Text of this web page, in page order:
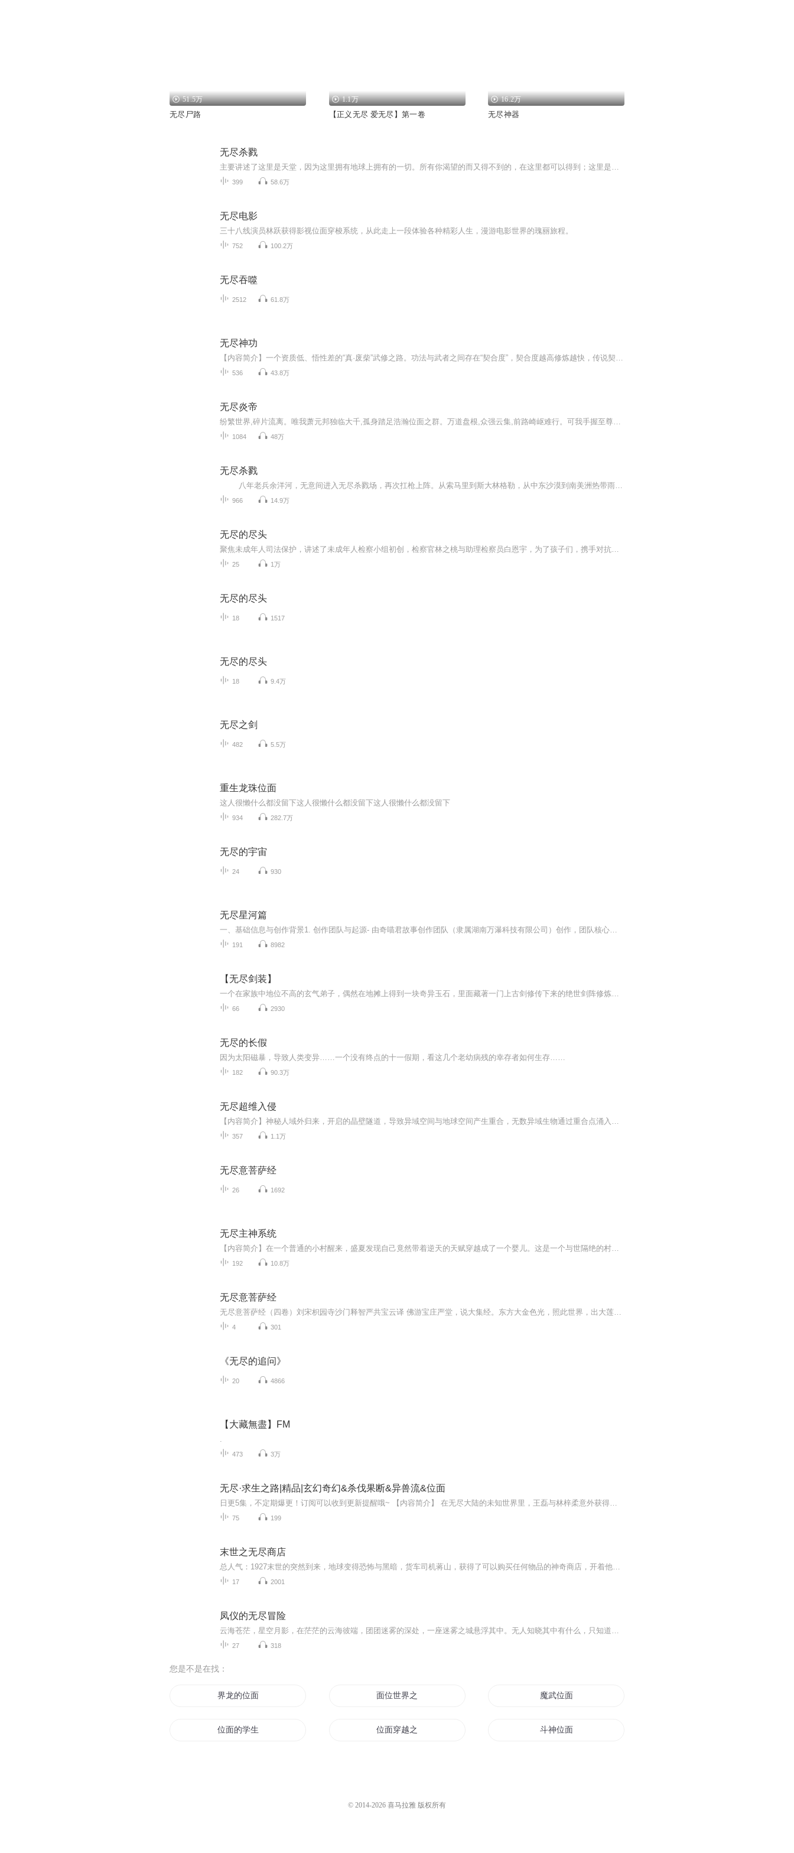
51.5万
无尽尸路
1.1万
【正义无尽 爱无尽】第一卷
16.2万
无尽神器
无尽杀戮
主要讲述了这里是天堂，因为这里拥有地球上拥有的一切。所有你渴望的而又得不到的，在这里都可以得到；这里是地狱，因为每个人都要在这里艰苦挣扎，然后在分不清真假的世界中醉生梦死。这里，就是无限杀戮的世界。
399 58.6万
无尽电影
三十八线演员林跃获得影视位面穿梭系统，从此走上一段体验各种精彩人生，漫游电影世界的瑰丽旅程。
752 100.2万
无尽吞噬
2512 61.8万
无尽神功
【内容简介】一个资质低、悟性差的“真·废柴”武修之路。功法与武者之间存在“契合度”，契合度越高修炼越快，传说契合度达到七分之后，每增加一分，修炼效率加倍！一次意外，杨硕获得查看自己与功法之间的契合度的能力……天才们修神功秘典，消耗无数天...
536 43.8万
无尽炎帝
纷繁世界,碎片流离。唯我萧元邦独临大千,孤身踏足浩瀚位面之群。万道盘根,众强云集,前路崎岖难行。可我手握至尊法力,凌驾一切,冲开迷雾,定追寻那缥缈无上一途。斗帝徘徊身旁,炙手正鬼,亲朋远化;仙踪已启,宿命重燃,再无回头之路。火焰守护的誓言已誓,必现神...
1084 48万
无尽杀戮
八年老兵余洋河，无意间进入无尽杀戮场，再次扛枪上阵。从索马里到斯大林格勒，从中东沙漠到南美洲热带雨林，野兽，敌人，甚至你身后的友军都会带走你的生命！ 这是一个高度危险的职业！
966 14.9万
无尽的尽头
聚焦未成年人司法保护，讲述了未成年人检察小组初创，检察官林之桃与助理检察员白恩宇，为了孩子们，携手对抗人性之恶的故事。始于悬念，终于救赎；拨开迷惘，山止川行。
25 1万
无尽的尽头
18 1517
无尽的尽头
18 9.4万
无尽之剑
482 5.5万
重生龙珠位面
这人很懒什么都没留下这人很懒什么都没留下这人很懒什么都没留下
934 282.7万
无尽的宇宙
24 930
无尽星河篇
一、基础信息与创作背景1. 创作团队与起源- 由奇喵君故事创作团队（隶属湖南万瀑科技有限公司）创作，团队核心成员包括奇喵君、奇喵小七、奇喵月亮等。- 作品于2021年5月3日在喜马拉雅平台正式上线，最初以音频故事形式连载，播放量已突破2000万。- 创作灵...
191 8982
【无尽剑装】
一个在家族中地位不高的玄气弟子，偶然在地摊上得到一块奇异玉石，里面藏著一门上古剑修传下来的绝世剑阵修炼之法！ 冰火两仪剑阵，三叠琴音剑阵，四合八级剑阵，六脉五行剑阵，七星八卦剑阵，九天雷火剑阵，十方无极剑阵，周天挪移剑阵，紫雾虚弥剑阵，道...
66 2930
无尽的长假
因为太阳磁暴，导致人类变异……一个没有终点的十一假期，看这几个老幼病残的幸存者如何生存……
182 90.3万
无尽超维入侵
【内容简介】神秘人域外归来，开启的晶壁隧道，导致异域空间与地球空间产生重合，无数异域生物通过重合点涌入地球。不同维度空间的本源能量产生冲突，本土生物受到侵染产生异变，外来物种入侵严重影响地球本土生态平衡。空间重合，秦始皇陵与异域帝寝，跨...
357 1.1万
无尽意菩萨经
26 1692
无尽主神系统
【内容简介】在一个普通的小村醒来，盛夏发现自己竟然带着逆天的天赋穿越成了一个婴儿。这是一个与世隔绝的村庄，但是种种关于仙与侠的传说让盛夏沸腾起来。 他的异能竟然可以实现一切他所想到的！他用三年以异能构建出来了一个辅助他练武的系统……从此不...
192 10.8万
无尽意菩萨经
无尽意菩萨经（四卷）刘宋枳园寺沙门释智严共宝云译 佛游宝庄严堂，说大集经。东方大金色光，照此世界，出大莲华。无尽意菩萨，与六十亿眷属俱。赞礼于佛。舍利弗问所从来？菩萨答以不来不去。次复问佛，佛答从不眴国普贤佛所来。兼明彼诸净土菩萨，唯修念...
4 301
《无尽的追问》
20 4866
【大藏無盡】FM
.
473 3万
无尽·求生之路|精品|玄幻奇幻&杀伐果断&异兽流&位面
日更5集，不定期爆更！订阅可以收到更新提醒哦~ 【内容简介】 在无尽大陆的未知世界里，王磊与林梓柔意外获得神秘天赋，踏上生存与成长的征途。面对危机四伏的环境，他们需学会御灵之术，驾驭奇异生物，共同抵御未知的威胁与机遇。目睹种族间的生死较量，...
75 199
末世之无尽商店
总人气：1927末世的突然到来，地球变得恐怖与黑暗，货车司机蒋山，获得了可以购买任何物品的神奇商店，开着他那改造过的货车，他开启了自己的末世之旅........这场惊心动魄的旅程，希望你们能够陪伴....热血系统流丧尸
17 2001
凤仪的无尽冒险
云海苍茫，星空月影，在茫茫的云海彼端，团团迷雾的深处，一座迷雾之城悬浮其中。无人知晓其中有什么，只知道，进去的人，没有一个再能出来…… 几千年过去了，一群少男少女们闯入了这里，发生了一段有趣的经历。他们能否再出去，再迷雾之城里又发生了什么...
27 318
您是不是在找：
界龙的位面之行 面位世界之始 魔武位面
位面的学生 位面穿越之神 斗神位面
© 2014-2026 喜马拉雅 版权所有